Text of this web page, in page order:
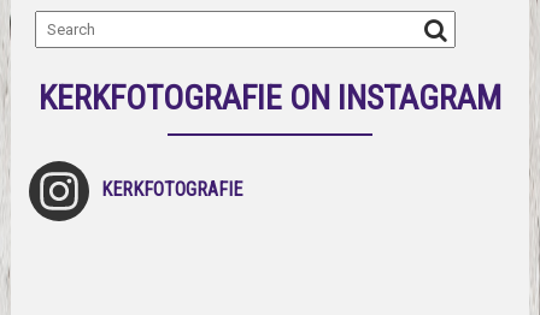
KERKFOTOGRAFIE ON INSTAGRAM
KERKFOTOGRAFIE